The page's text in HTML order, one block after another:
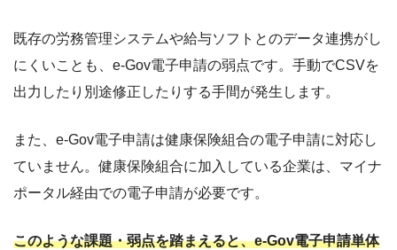
既存の労務管理システムや給与ソフトとのデータ連携がし
にくいことも、e-Gov電子申請の弱点です。手動でCSVを
出力したり別途修正したりする手間が発生します。
また、e-Gov電子申請は健康保険組合の電子申請に対応し
ていません。健康保険組合に加入している企業は、マイナ
ポータル経由での電子申請が必要です。
このような課題・弱点を踏まえると、e-Gov電子申請単体